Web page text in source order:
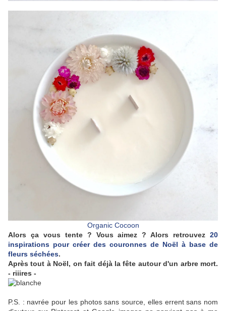
Organic Cocoon
Alors ça vous tente ? Vous aimez ? Alors retrouvez 20
inspirations pour créer des couronnes de Noël à base de
fleurs séchées.
Après tout à Noël, on fait déjà la fête autour d'un arbre mort.
- riiires -
P.S. : navrée pour les photos sans source, elles errent sans nom